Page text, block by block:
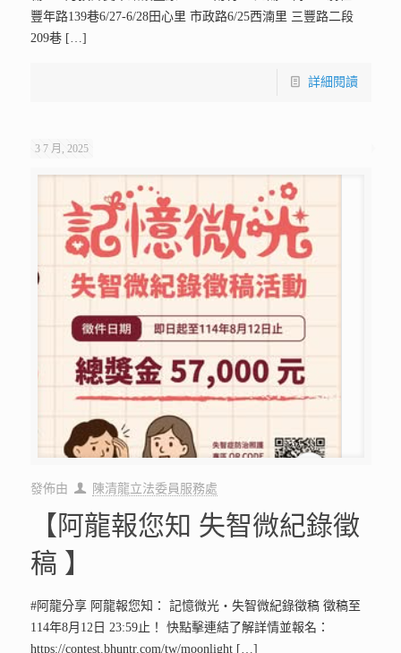
豐年路139巷6/27-6/28田心里 市政路6/25西湳里 三豐路二段
209巷[…]
詳細閱讀
3 7 月, 2025
發佈由 陳清龍立法委員服務處
【阿龍報您知 失智微紀錄徵
稿 】
#阿龍分享 阿龍報您知： 記憶微光・失智微紀錄徵稿 徵稿至
114年8月12日 23:59止！ 快點擊連結了解詳情並報名：
https://contest.bhuntr.com/tw/moonlight[…]